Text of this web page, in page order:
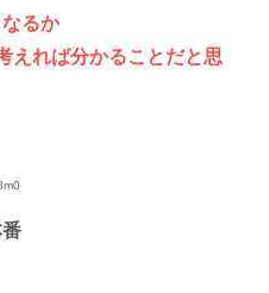
るか
えれば分かることだと思